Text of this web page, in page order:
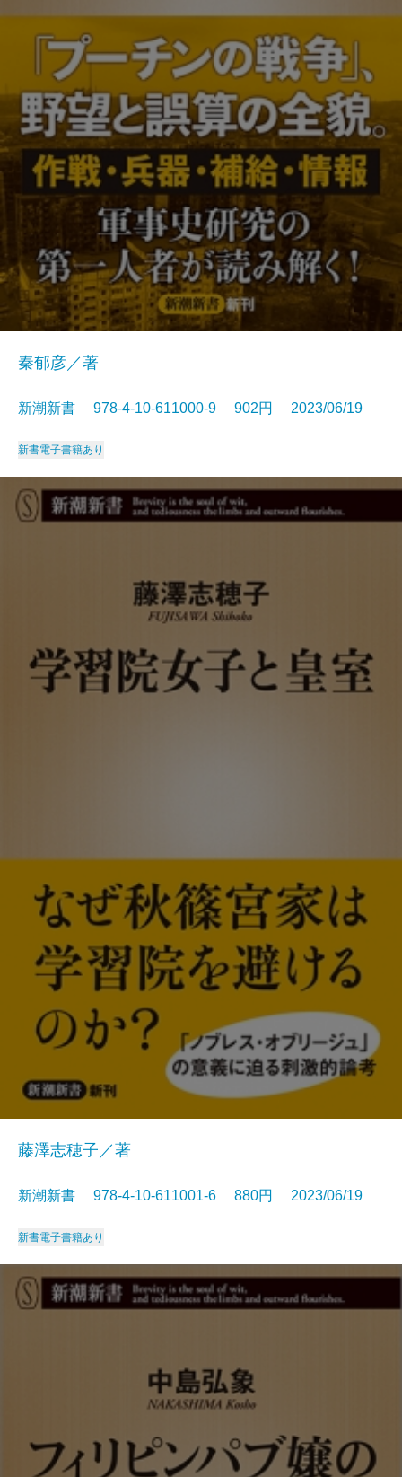
秦郁彦／著
新潮新書 978-4-10-611000-9 902円 2023/06/19
新書電子書籍あり
藤澤志穂子／著
新潮新書 978-4-10-611001-6 880円 2023/06/19
新書電子書籍あり